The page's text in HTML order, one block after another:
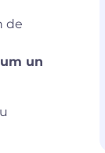
de
un